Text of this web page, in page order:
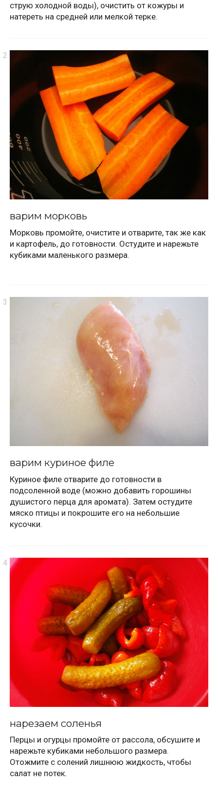
струю холодной воды), очистить от кожуры и
натереть на средней или мелкой терке.
варим морковь
Морковь промойте, очистите и отварите, так же как
и картофель, до готовности. Остудите и нарежьте
кубиками маленького размера.
варим куриное филе
Куриное филе отварите до готовности в
подсоленной воде (можно добавить горошины
душистого перца для аромата). Затем остудите
мяско птицы и покрошите его на небольшие
кусочки.
нарезаем соленья
Перцы и огурцы промойте от рассола, обсушите и
нарежьте кубиками небольшого размера.
Отожмите с солений лишнюю жидкость, чтобы
салат не потек.